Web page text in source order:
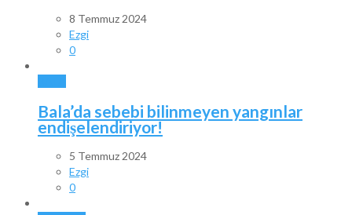
8 Temmuz 2024
Ezgi
0
Bala’da sebebi bilinmeyen yangınlar
endişelendiriyor!
5 Temmuz 2024
Ezgi
0